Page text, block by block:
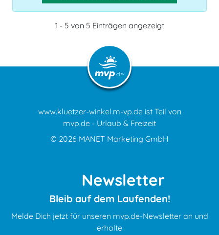
1 - 5 von 5 Einträgen angezeigt
www.kluetzer-winkel.m-vp.de ist Teil von
mvp.de - Urlaub & Freizeit
© 2026 MANET Marketing GmbH
Newsletter
Bleib auf dem Laufenden!
Melde Dich jetzt für unseren mvp.de-Newsletter an und
erhalte